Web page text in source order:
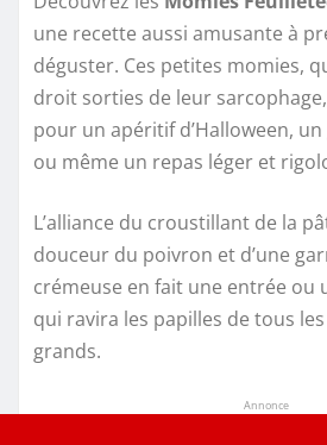
une recette aussi amusante à
déguster. Ces petites momies,
droit sorties de leur
pour un apéritif d’Halloween,
ou même un repas léger et
L’alliance du croustillant de la
douceur du poivron et d’une
crémeuse en fait une entrée ou
qui ravira les papilles de tous
grands.
Annonce